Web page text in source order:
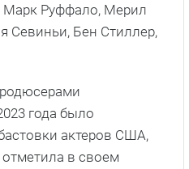
Марк Руффало, Мерил
Севиньи, Бен Стиллер,
года было
актеров США,
отметила в своем